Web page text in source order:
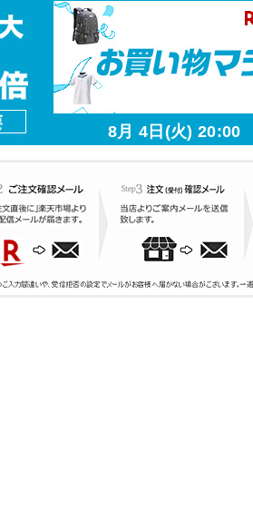
8月 4日(火) 20:00